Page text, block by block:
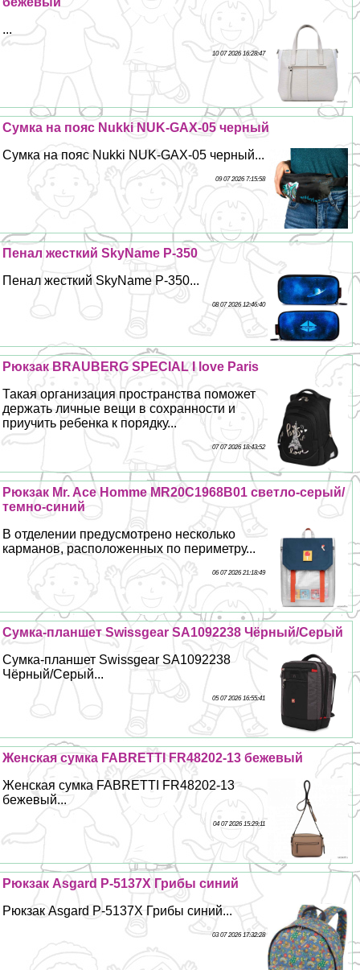
...
10 07 2026 16:28:47
Сумка на пояс Nukki NUK-GAX-05 черный
Сумка на пояс Nukki NUK-GAX-05 черный...
09 07 2026 7:15:58
Пенал жесткий SkyName P-350
Пенал жесткий SkyName P-350...
08 07 2026 12:46:40
Рюкзак BRAUBERG SPECIAL I love Paris
Такая организация прострaнcтва поможет
держать личные вещи в сохранности и
приучить ребенка к порядку...
07 07 2026 18:43:52
Рюкзак Mr. Ace Homme MR20C1968B01 светло-серый/
темно-синий
В отделении предусмотрено несколько
карманов, расположенных по периметру...
06 07 2026 21:18:49
Сумка-планшет Swissgear SA1092238 Чёрный/Серый
Сумка-планшет Swissgear SA1092238
Чёрный/Серый...
05 07 2026 16:55:41
Женская сумка FABRETTI FR48202-13 бежевый
Женская сумка FABRETTI FR48202-13
бежевый...
04 07 2026 15:29:11
Рюкзак Asgard Р-5137Х Грибы синий
Рюкзак Asgard Р-5137Х Грибы синий...
03 07 2026 17:32:28